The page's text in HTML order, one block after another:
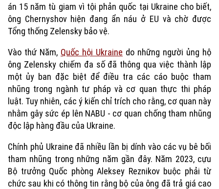
án 15 năm tù giam vì tội phản quốc tại Ukraine cho biết,
ông Chernyshov hiện đang ẩn náu ở EU và chờ được
Tổng thống Zelensky bảo vệ.
Vào thứ Năm, Quốc hội Ukraine do những người ủng hộ
ông Zelensky chiếm đa số đã thông qua việc thành lập
một ủy ban đặc biệt để điều tra các cáo buộc tham
nhũng trong ngành tư pháp và cơ quan thực thi pháp
luật. Tuy nhiên, các ý kiến chỉ trích cho rằng, cơ quan này
nhằm gây sức ép lên NABU - cơ quan chống tham nhũng
độc lập hàng đầu của Ukraine.
Chính phủ Ukraine đã nhiều lần bị dính vào các vụ bê bối
tham nhũng trong những năm gần đây. Năm 2023, cựu
Bộ trưởng Quốc phòng Aleksey Reznikov buộc phải từ
chức sau khi có thông tin rằng bộ của ông đã trả giá cao